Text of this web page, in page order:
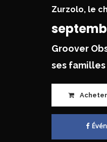
Zurzolo, le
Groover
ses familles